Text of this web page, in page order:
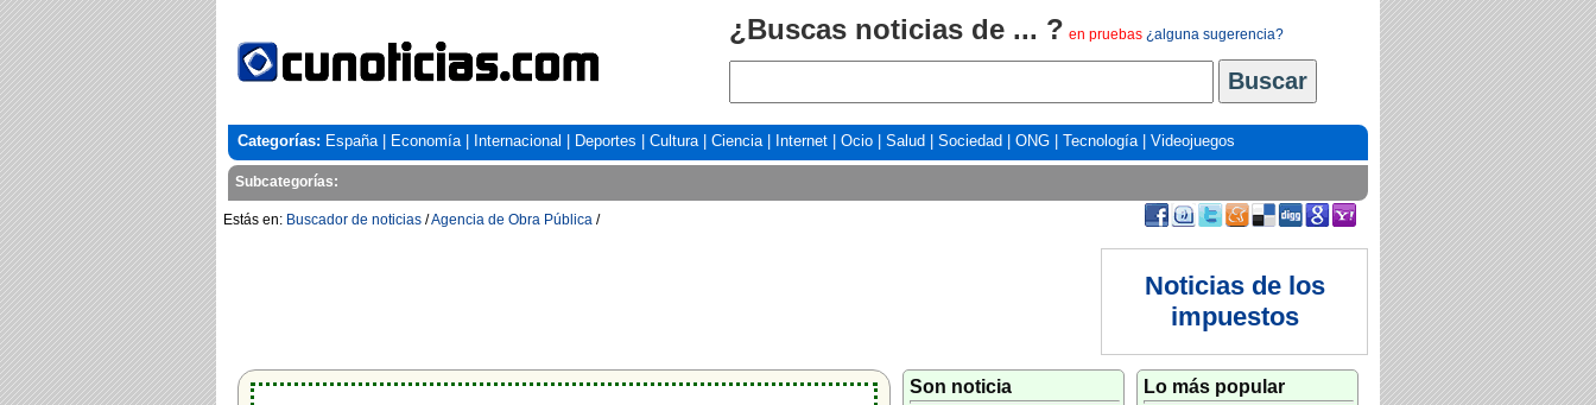
¿Buscas noticias de ... ? en pruebas ¿alguna sugerencia?
Categorías: España| Economía| Internacional Deportes Cultura| Ciencia| Internet Ocio Salud Sociedad ONG Tecnología| Videojuegos
Subcategorías:
Estás en: Buscador de noticias /Agencia de Obra Pública /
Noticias de los
impuestos
Son noticia Lo más popular